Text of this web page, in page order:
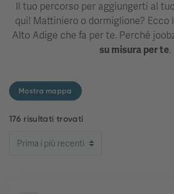
Il tuo percorso per aggiungerti al
qui! Mattiniero o dormiglione? Ecco
Alto Adige che fa per te. Perché
su misura per te.
Mostra mappa
176 risultati trovati